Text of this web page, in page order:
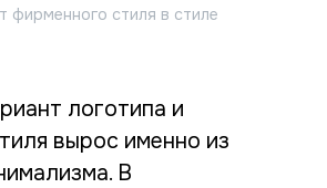
фирменного стиля в стиле
логотипа и
вырос именно из
В